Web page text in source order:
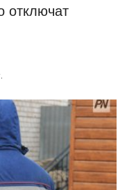
отключат